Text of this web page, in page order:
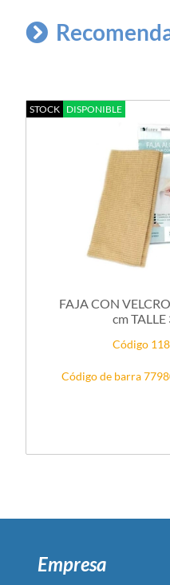
STOCK DISPONIBLE
FAJA CON
cm TALLE
Código
Código de barra
Empresa